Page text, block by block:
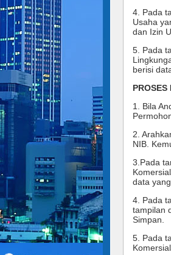
4. Pada
Usaha
dan Izin
5. Pada
berisi
1. Bila
2.
NIB.
3.Pada
data
4. Pada
tampilan
Simpan.
5. Pada